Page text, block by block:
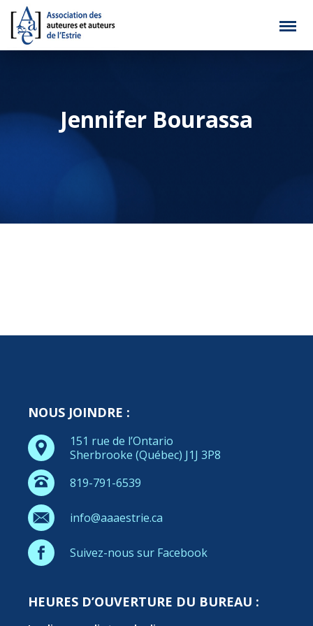
Jennifer Bourassa
NOUS JOINDRE :
151 rue de l’Ontario
Sherbrooke (Québec) J1J 3P8
819-791-6539
info@aaaestrie.ca
Suivez-nous sur Facebook
HEURES D’OUVERTURE DU BUREAU :